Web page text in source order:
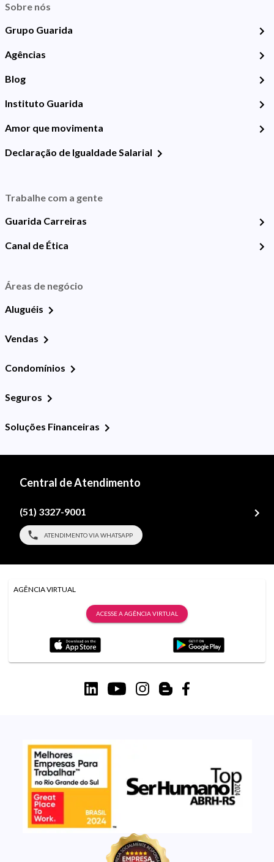
Sobre nós
Grupo Guarida
Agências
Blog
Instituto Guarida
Amor que movimenta
Declaração de Igualdade Salarial
Trabalhe com a gente
Guarida Carreiras
Canal de Ética
Áreas de negócio
Aluguéis
Vendas
Condomínios
Seguros
Soluções Financeiras
Central de Atendimento
(51) 3327-9001
ATENDIMENTO VIA WHATSAPP
AGÊNCIA VIRTUAL
ACESSE A AGÊNCIA VIRTUAL